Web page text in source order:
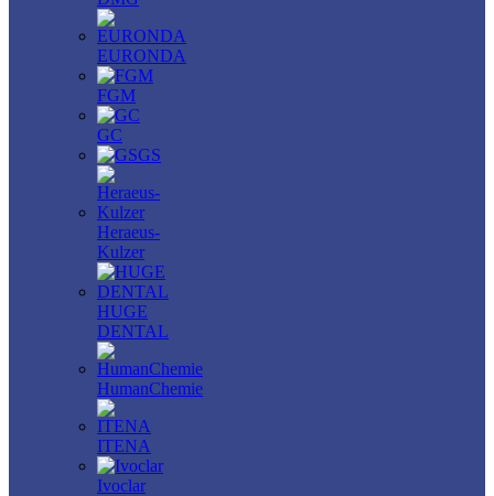
EURONDA
FGM
GC
GS
Heraeus-
Kulzer
HUGE
DENTAL
HumanChemie
ITENA
Ivoclar